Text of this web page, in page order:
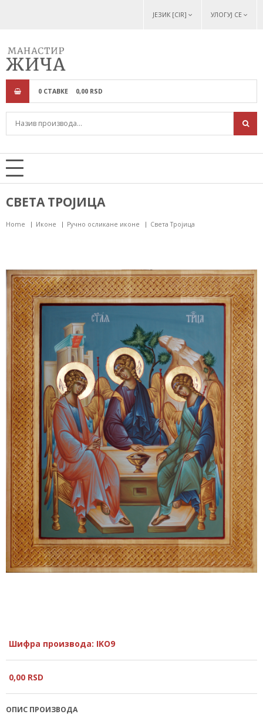
ЈЕЗИК [CIR] УЛОГУЈ СЕ
0 СТАВКЕ 0,00 RSD
СВЕТА ТРОЈИЦА
Home Иконе Ручно осликане иконе Света Тројица
Шифра производа: IKO9
0,00 RSD
ОПИС ПРОИЗВОДА